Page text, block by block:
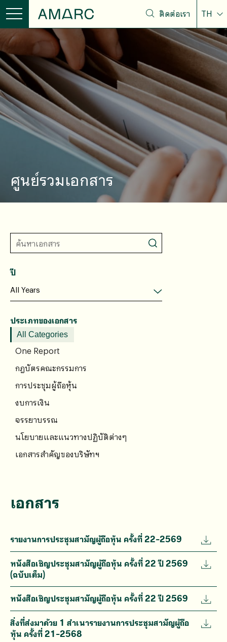
ติดต่อเรา TH
ศูนย์รวมเอกสาร
ปี
ประเภทของเอกสาร
All Categories
One Report
กฎบัตรคณะกรรมการ
การประชุมผู้ถือหุ้น
งบการเงิน
จรรยาบรรณ
นโยบายและแนวทางปฏิบัติต่างๆ
เอกสารสำคัญของบริษัทฯ
เอกสาร
รายงานการประชุมสามัญผู้ถือหุ้น ครั้งที่ 22-2569
หนังสือเชิญประชุมสามัญผู้ถือหุ้น ครั้งที่ 22 ปี 2569
(ฉบับเต็ม)
หนังสือเชิญประชุมสามัญผู้ถือหุ้น ครั้งที่ 22 ปี 2569
สิ่งที่ส่งมาด้วย 1 สำเนารายงานการประชุมสามัญผู้ถือ
หุ้น ครั้งที่ 21-2568